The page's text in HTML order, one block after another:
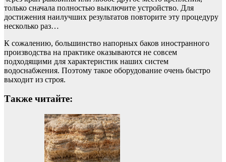
только сначала полностью выключите устройство. Для
достижения наилучших результатов повторите эту процедуру
несколько раз…
К сожалению, большинство напорных баков иностранного
производства на практике оказываются не совсем
подходящими для характеристик наших систем
водоснабжения. Поэтому такое оборудование очень быстро
выходит из строя.
Также читайте: